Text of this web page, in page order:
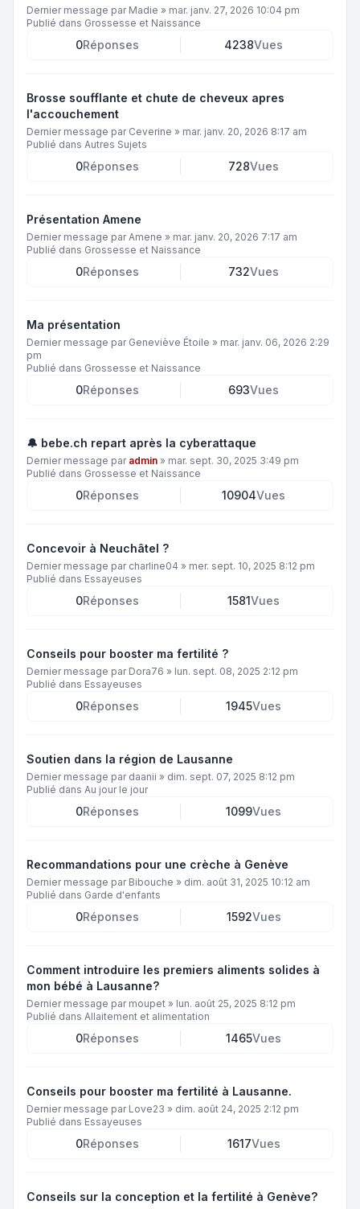
Dernier message par Madie » mar. janv. 27, 2026 10:04 pm
Publié dans Grossesse et Naissance
0Réponses 4238Vues
Brosse soufflante et chute de cheveux apres
l'accouchement
Dernier message par Ceverine » mar. janv. 20, 2026 8:17 am
Publié dans Autres Sujets
0Réponses 728Vues
Présentation Amene
Dernier message parAmene » mar. janv. 20, 2026 7:17 am
Publié dans Grossesse et Naissance
0Réponses 732Vues
Ma présentation
Dernier message par Geneviève Étoile » mar. janv. 06, 2026 2:29
pm
Publié dans Grossesse et Naissance
0Réponses 693Vues
🔔 bebe.ch repart après la cyberattaque
Dernier message par admin » mar. sept. 30, 2025 3:49 pm
Publié dans Grossesse et Naissance
0Réponses 10904Vues
Concevoir à Neuchâtel ?
Dernier message par charline04 » mer. sept. 10, 2025 8:12 pm
Publié dans Essayeuses
0Réponses 1581Vues
Conseils pour booster ma fertilité ?
Dernier message par Dora76 » lun. sept. 08, 2025 2:12 pm
Publié dans Essayeuses
0Réponses 1945Vues
Soutien dans la région de Lausanne
Dernier message par daanii » dim. sept. 07, 2025 8:12 pm
Publié dans Au jour le jour
0Réponses 1099Vues
Recommandations pour une crèche à Genève
Dernier message par Bibouche » dim. août 31, 2025 10:12 am
Publié dans Garde d'enfants
0Réponses 1592Vues
Comment introduire les premiers aliments solides à
mon bébé à Lausanne?
Dernier message par moupet » lun. août 25, 2025 8:12 pm
Publié dans Allaitement et alimentation
0Réponses 1465Vues
Conseils pour booster ma fertilité à Lausanne.
Dernier message par Love23 » dim. août 24, 2025 2:12 pm
Publié dans Essayeuses
0Réponses 1617Vues
Conseils sur la conception et la fertilité à Genève?